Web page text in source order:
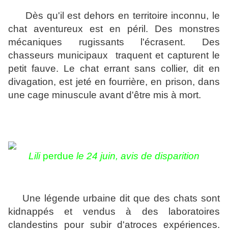
Dès qu'il est dehors en territoire inconnu, le
chat aventureux est en péril. Des monstres
mécaniques rugissants l'écrasent. Des
chasseurs municipaux traquent et capturent le
petit fauve. Le chat errant sans collier, dit en
divagation, est jeté en fourrière, en prison, dans
une cage minuscule avant d'être mis à mort.
Lili perdue le 24 juin, avis de disparition
Une légende urbaine dit que des chats sont
kidnappés et vendus à des laboratoires
clandestins pour subir d'atroces expériences.